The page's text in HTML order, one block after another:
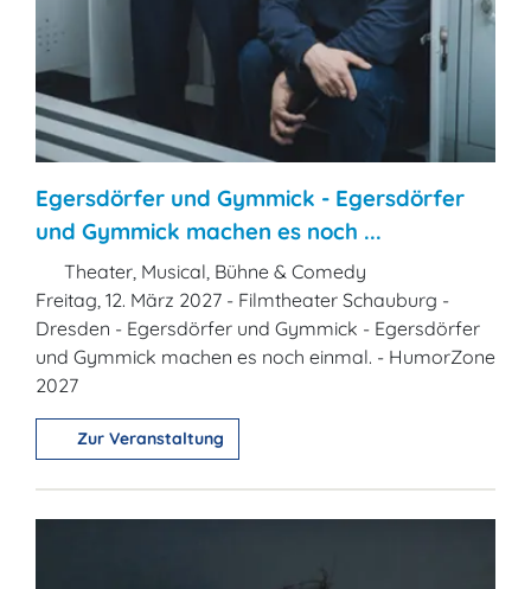
Egersdörfer und Gymmick - Egersdörfer
und Gymmick machen es noch ...
Theater, Musical, Bühne & Comedy
Freitag, 12. März 2027 - Filmtheater Schauburg -
Dresden - Egersdörfer und Gymmick - Egersdörfer
und Gymmick machen es noch einmal. - HumorZone
2027
Zur Veranstaltung